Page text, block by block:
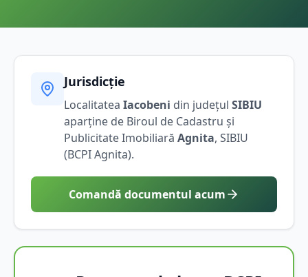
Jurisdicție
Localitatea Iacobeni din județul SIBIU
aparține de Biroul de Cadastru și
Publicitate Imobiliară Agnita, SIBIU
(BCPIAgnita).
Comandă documentul acum